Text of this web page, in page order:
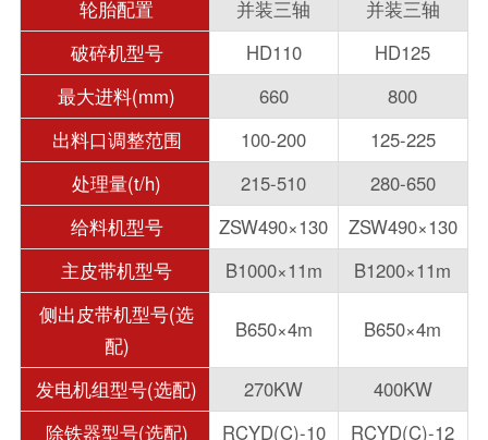
轮胎配置
并装三轴
并装三轴
破碎机型号
HD110
HD125
最大进料(mm)
660
800
出料口调整范围
100-200
125-225
处理量(t/h)
215-510
280-650
给料机型号
ZSW490×130
ZSW490×130
主皮带机型号
B1000×11m
B1200×11m
侧出皮带机型号(选
配)
B650×4m B650×4m
发电机组型号(选配) 270KW
400KW
除铁器型号(选配)
RCYD(C)-10 RCYD(C)-12